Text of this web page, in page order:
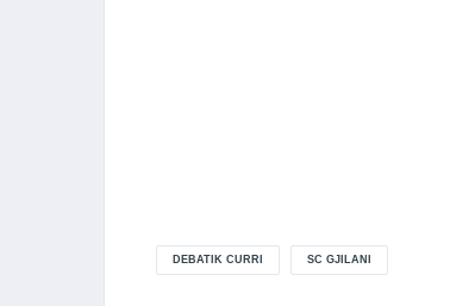
DEBATIK CURRI SC GJILANI